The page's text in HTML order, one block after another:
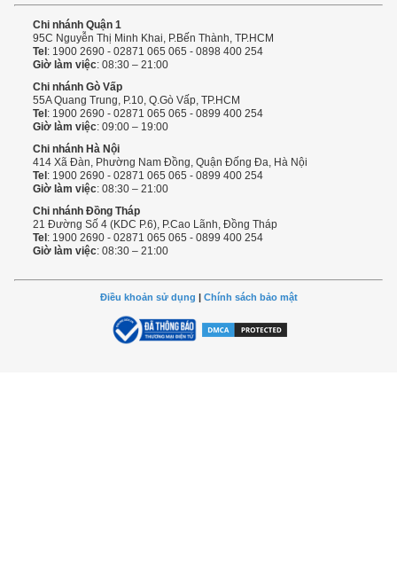
Chi nhánh Quận 1
95C Nguyễn Thị Minh Khai, P.Bến Thành, TP.HCM
Tel : 1900 2690 - 02871 065 065 - 0898 400 254
Giờ làm việc: 08:30 – 21:00
Chi nhánh Gò Vấp
55A Quang Trung, P.10, Q.Gò Vấp, TP.HCM
Tel : 1900 2690 - 02871 065 065 - 0899 400 254
Giờ làm việc: 09:00 – 19:00
Chi nhánh Hà Nội
414 Xã Đàn, Phường Nam Đồng, Quận Đống Đa, Hà Nội
Tel : 1900 2690 - 02871 065 065 - 0899 400 254
Giờ làm việc: 08:30 – 21:00
Chi nhánh Đồng Tháp
21 Đường Số 4 (KDC P.6), P.Cao Lãnh, Đồng Tháp
Tel : 1900 2690 - 02871 065 065 - 0899 400 254
Giờ làm việc: 08:30 – 21:00
Điều khoản sử dụng Chính sách bảo mật